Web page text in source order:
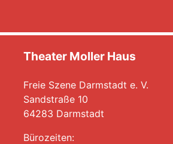
Theater Moller Haus
Freie Szene Darmstadt e. V.
Sandstraße 10
64283 Darmstadt
Bürozeiten: